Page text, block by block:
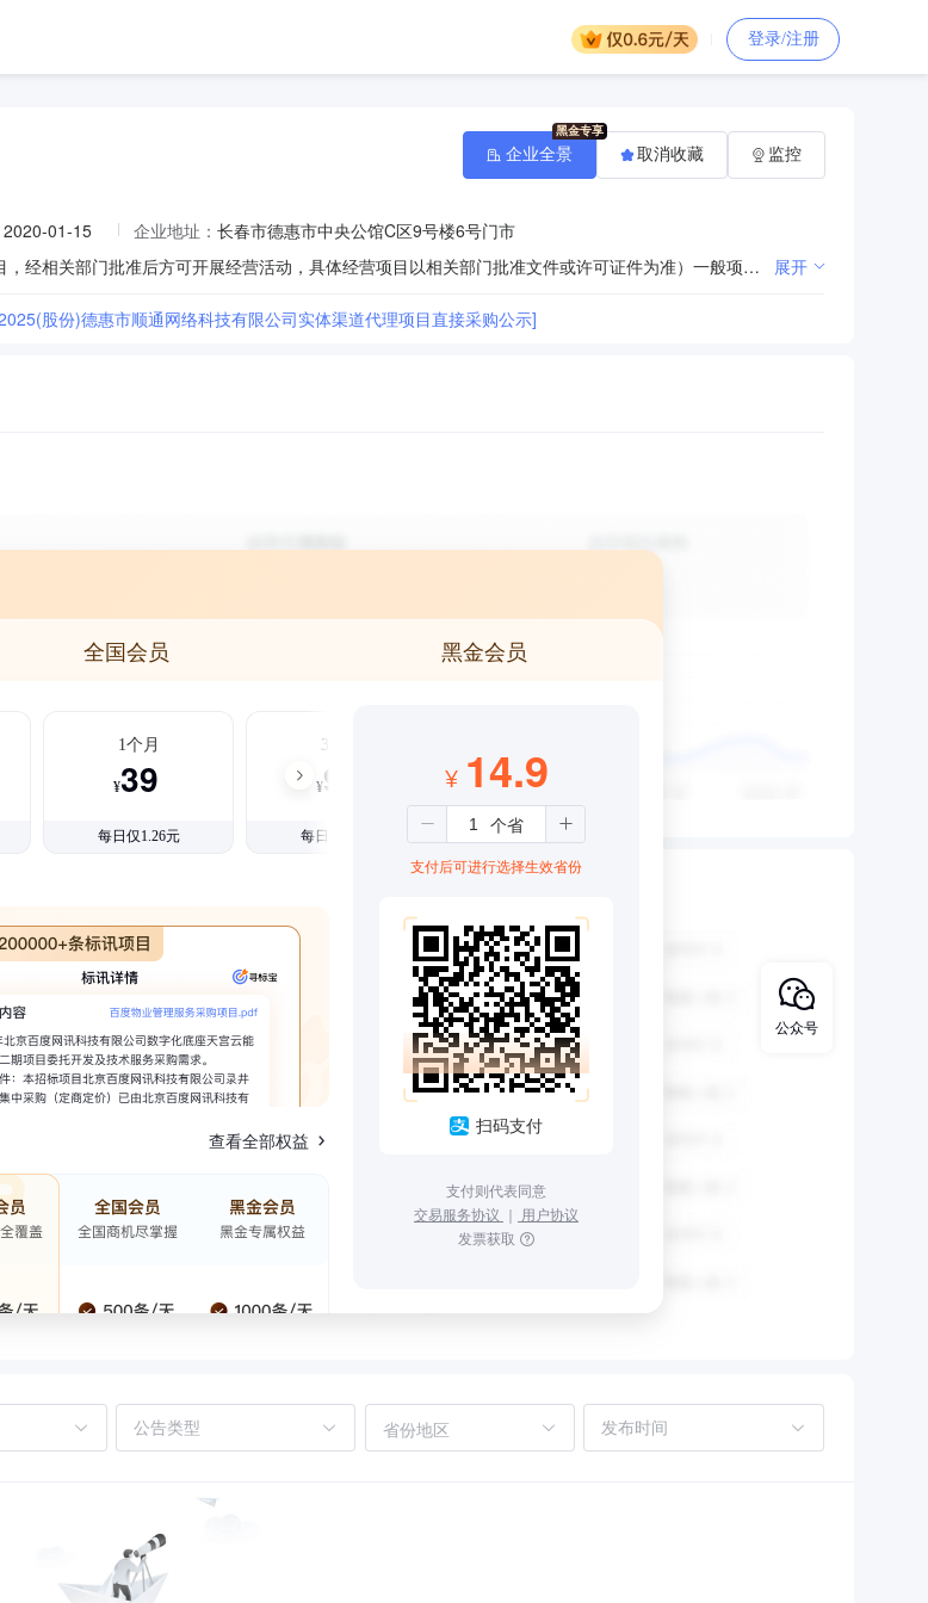
登录/注册
2020-01-15 企业地址： 长春市德惠市中央公馆C区9号楼6号门市
许可项目：互联网信息服务。（依法须经批准的项目，经相关部门批准后方可开展经营活动，具体经营项目以相关部门批准文件或许可证件为准）一般项目：信息咨询服务（不含许可类信息咨询服务）；信息技术咨询服务；技术服务、技术开发、技术咨询、技术交流、技术转让、技术推广；软件开发；电子产品销售；销售代理；通讯设备修理。（除依法须经批准的项目外，凭营业执照依法自主开展经营活动） 展开
股份)德惠市顺通网络科技有限公司实体渠道代理项目直接采购公示]
企业全景 取消收藏 监控
全国会员 黑金会员
1个月
¥39
每日仅1.26元
3个月
¥99
每日仅1.08元
查看全部权益
¥ 14.9
支付后可进行选择生效省份
扫码支付
支付则代表同意
交易服务协议 ｜ 用户协议
发票获取
省份地区
公众号